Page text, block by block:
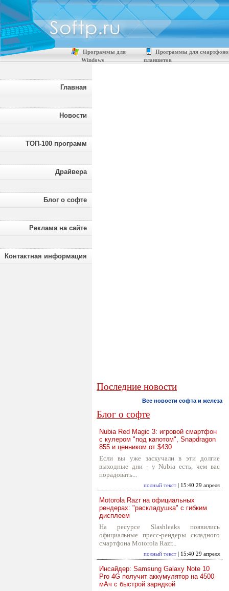
Программы для
Windows
Программы для
планшетов
Главная
Новости
ТОП-100 программ
Драйвера
Блог о софте
Реклама на сайте
Контактная информация
Последние новости
Все новости софта и железа
Блог о софте
Nubia Red Magic 3: игровой смартфон
с кулером "под капотом", Snapdragon
855 и ценником от $430
Если вы уже заскучали в эти долгие
выходные дни - у Nubia есть, чем вас
порадовать...
полный текст | 15:40 29 апреля
Motorola Razr на официальных
рендерах: "раскладушка" с гибким
дисплеем
На ресурсе Slashleaks появились
официальные пресс-рендеры складного
смартфона Motorola Razr...
полный текст | 15:40 29 апреля
Инсайдер: Samsung Galaxy Note 10
Pro 4G получит аккумулятор на 4500
мАч с быстрой зарядкой